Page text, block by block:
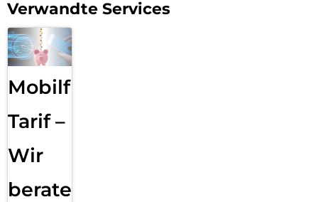
Verwandte Services
Mobilfunk
Tarif –
Wir
beraten